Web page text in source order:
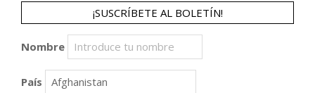
¡SUSCRÍBETE AL BOLETÍN!
Nombre
País